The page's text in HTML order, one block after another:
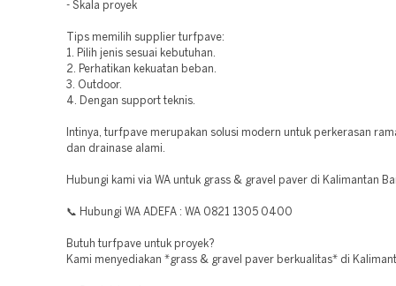
- Skala proyek
Tips memilih supplier turfpave:
1. Pilih jenis sesuai kebutuhan.
2. Perhatikan kekuatan beban.
3. Outdoor.
4. Dengan support teknis.
Intinya, turfpave merupakan solusi modern untuk perkerasan
dan drainase alami.
Hubungi kami via WA untuk grass & gravel paver di Kalimantan
📞 Hubungi WA ADEFA : WA 0821 1305 0400
Butuh turfpave untuk proyek?
Kami menyediakan *grass & gravel paver berkualitas* di